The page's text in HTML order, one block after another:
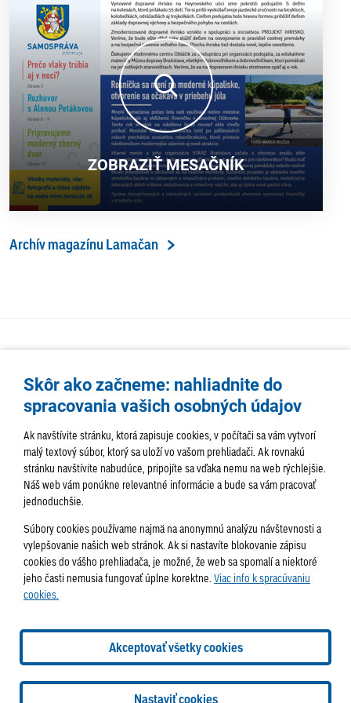
ZOBRAZIŤ MESAČNÍK
Archív magazínu Lamačan
AKTUALITY TÉMA SAMOSPRÁVA
SERVIS
HISTÓRIA PODUJATIA
info@lamac.sk
dispecing@lamac.sk
Doručovanie
Tlačené vydania
Sadzobník inzercie
2026 © Mestská časť Bratislava-Lamač
Tvorba web stránok a
Skôr ako začneme: nahliadnite do
spracovania vašich osobných údajov
Ak navštívite stránku, ktorá zapisuje cookies, v počítači sa vám vytvorí
malý textový súbor, ktorý sa uloží vo vašom prehliadači. Ak rovnakú
stránku navštívite nabudúce, pripojíte sa vďaka nemu na web rýchlejšie.
Náš web vám ponúkne relevantné informácie a bude sa vám pracovať
jednoduchšie.
Súbory cookies používame najmä na anonymnú analýzu návštevnosti a
vylepšovanie našich web stránok. Ak si nastavíte blokovanie zápisu
cookies do vášho prehliadača, je možné, že web sa spomalí a niektoré
jeho časti nemusia fungovať úplne korektne. Viac info k spracúvaniu
cookies.
Akceptovať všetky cookies
Nastaviť cookies